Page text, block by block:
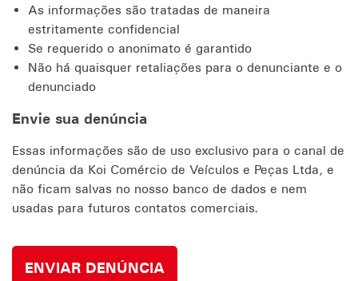
As informações são tratadas de maneira
estritamente confidencial
Se requerido o anonimato é garantido
Não há quaisquer retaliações para o denunciante e o
denunciado
Envie sua denúncia
Essas informações são de uso exclusivo para o canal de
denúncia da Koi Comércio de Veículos e Peças Ltda, e
não ficam salvas no nosso banco de dados e nem
usadas para futuros contatos comerciais.
ENVIAR DENÚNCIA